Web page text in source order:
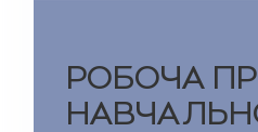
РОБОЧА